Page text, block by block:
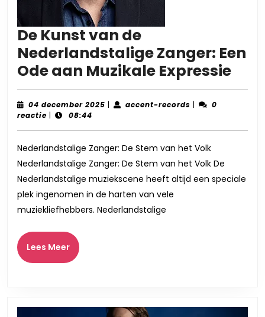
De Kunst van de
Nederlandstalige Zanger: Een
Ode aan Muzikale ExpressieDe
Een
04 december 2025 04
| accent-records accent-
|
0
reactie | 08:44
Nederlandstalige Zanger: De Stem van het Volk
Nederlandstalige Zanger: De Stem van het Volk De
Nederlandstalige muziekscene heeft altijd een speciale
plek ingenomen in de harten van vele
muziekliefhebbers. Nederlandstalige
Lees MeerLees
Meer